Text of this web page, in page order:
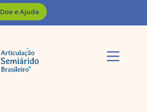
Doe e Ajude